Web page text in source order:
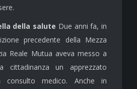
della salute Due anni fa, in
precedente della Mezza
Reale Mutua aveva messo a
cittadinanza un apprezzato
medico. Anche in